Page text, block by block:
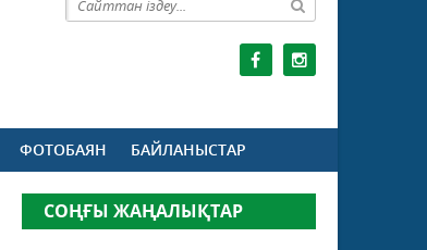
ФОТОБАЯН БАЙЛАНЫСТАР
СОҢҒЫ ЖАҢАЛЫҚТАР